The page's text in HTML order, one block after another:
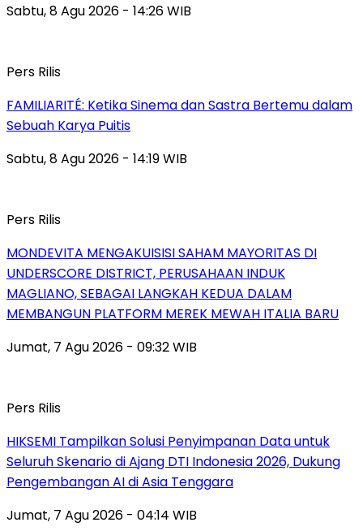
Sabtu, 8 Agu 2026 - 14:26 WIB
Pers Rilis
FAMILIARITÉ: Ketika Sinema dan Sastra Bertemu dalam
Sebuah Karya Puitis
Sabtu, 8 Agu 2026 - 14:19 WIB
Pers Rilis
MONDEVITA MENGAKUISISI SAHAM MAYORITAS DI
UNDERSCORE DISTRICT, PERUSAHAAN INDUK
MAGLIANO, SEBAGAI LANGKAH KEDUA DALAM
MEMBANGUN PLATFORM MEREK MEWAH ITALIA BARU
Jumat, 7 Agu 2026 - 09:32 WIB
Pers Rilis
HIKSEMI Tampilkan Solusi Penyimpanan Data untuk
Seluruh Skenario di Ajang DTI Indonesia 2026, Dukung
Pengembangan AI di Asia Tenggara
Jumat, 7 Agu 2026 - 04:14 WIB